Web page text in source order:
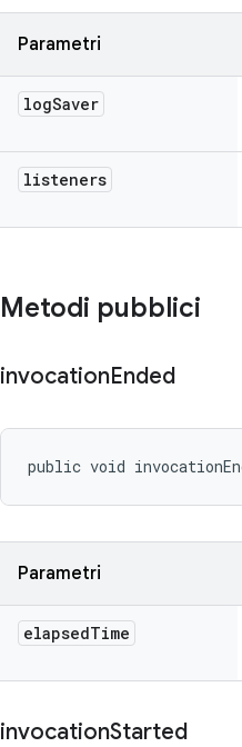
Parametri
logSaver
listeners
Metodi pubblici
invocationEnded
public void
Parametri
elapsedTime
invocationStarted